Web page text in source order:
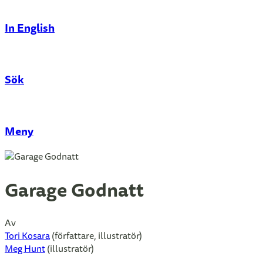
In English
Sök
Stäng
Meny
Garage Godnatt
Av
Tori Kosara(författare, illustratör)
Meg Hunt(illustratör)